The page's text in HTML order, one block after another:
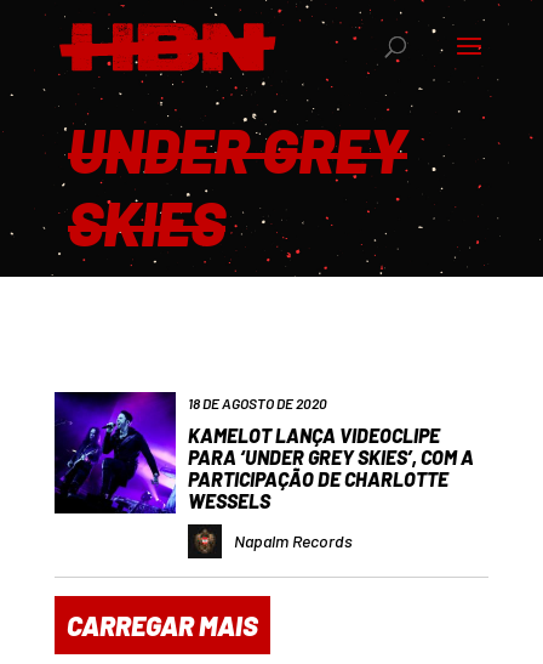
UNDER GREY
SKIES
18 DE AGOSTO DE 2020
KAMELOT LANÇA VIDEOCLIPE
PARA ‘UNDER GREY SKIES’, COM A
PARTICIPAÇÃO DE CHARLOTTE
WESSELS
Napalm Records
CARREGAR MAIS